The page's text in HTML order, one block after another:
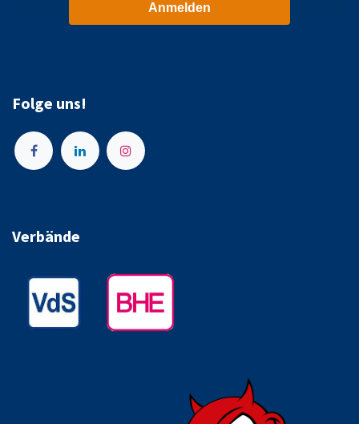
Anmelden
Folge uns!
Verbände